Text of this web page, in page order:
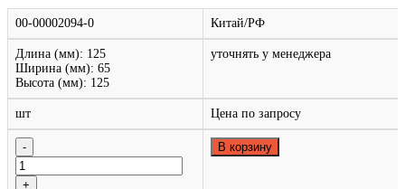
00-00002094-0 Китай/РФ
Длина (мм): 125
Ширина (мм): 65
Высота (мм): 125
уточнять у менеджера
шт Цена по запросу
В корзину